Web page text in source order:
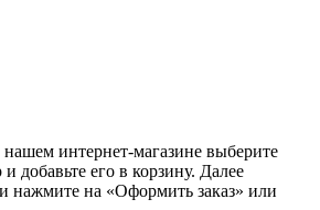
интернет-магазине выберите
добавьте его в корзину. Далее
нажмите на «Оформить заказ» или